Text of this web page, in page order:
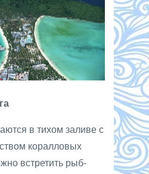
в тихом заливе с
коралловых
встретить рыб-